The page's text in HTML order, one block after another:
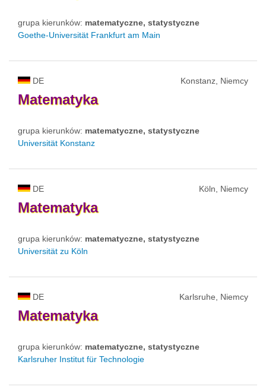
grupa kierunków: matematyczne, statystyczne
Goethe-Universität Frankfurt am Main
DE Konstanz, Niemcy
Matematyka
grupa kierunków: matematyczne, statystyczne
Universität Konstanz
DE Köln, Niemcy
Matematyka
grupa kierunków: matematyczne, statystyczne
Universität zu Köln
DE Karlsruhe, Niemcy
Matematyka
grupa kierunków: matematyczne, statystyczne
Karlsruher Institut für Technologie